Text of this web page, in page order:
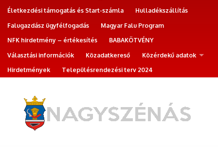
Életkezdési támogatás és Start-számla
Hulladékszállítás
Falugazdász ügyfélfogadás
Magyar Falu Program
NFK hirdetmény – értékesítés
BABAKÖTVÉNY
Választási információk
Közadatkereső
Közérdekű adatok
Hirdetmények
Településrendezési terv 2024